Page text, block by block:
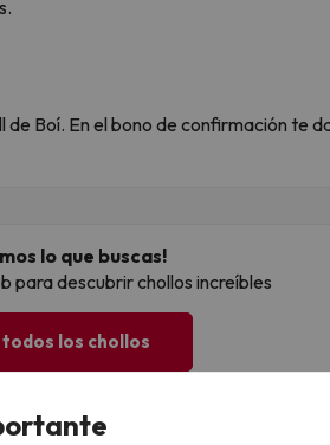
Boí. En el bono de confirmación te
lo que buscas!
para descubrir chollos increíbles
los chollos